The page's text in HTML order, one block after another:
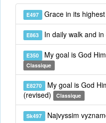
E497 Grace in its
E863 In daily walk and in
E350 My goal is God
Classique
E8270 My goal is God
(revised)
Classique
Sk497 Najvyssim